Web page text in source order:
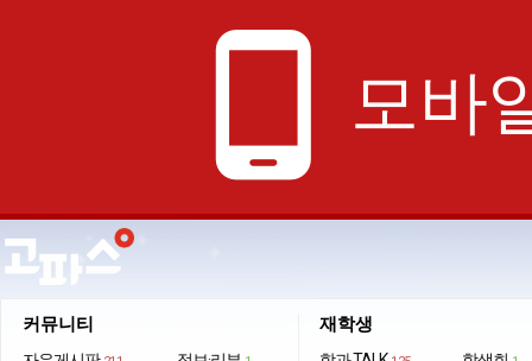
phone_android 모바
커뮤니티 재학생